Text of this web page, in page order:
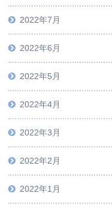
2022年7月
2022年6月
2022年5月
2022年4月
2022年3月
2022年2月
2022年1月